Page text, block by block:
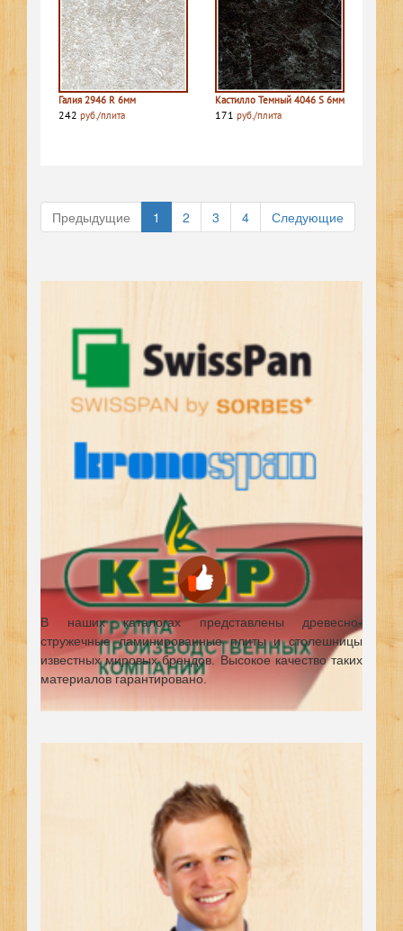
Галия 2946 R 6мм
242 руб./плита
Кастилло Темный 4046 S 6мм
171 руб./плита
Предыдущие 1 2 3 4 Следующие
В наших каталогах представлены древесно-
стружечные ламинированные плиты и столешницы
известных мировых брендов. Высокое качество таких
материалов гарантировано.